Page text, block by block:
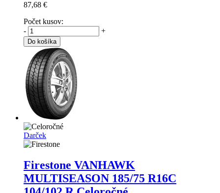
87,68 €
Počet kusov:
-
+
Do košíka
Darček
Firestone VANHAWK
MULTISEASON 185/75 R16C